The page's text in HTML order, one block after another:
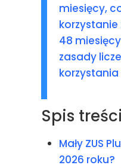
miesięcy,
korzystanie
48
zasady
Spis treści
Mały ZUS
2026 roku?